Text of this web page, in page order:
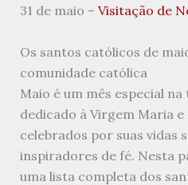
31 de maio – Visitação de
Os santos católicos de
comunidade católica
Maio é um mês especial
dedicado à Virgem Maria
celebrados por suas vidas
inspiradores de fé. Nesta
uma lista completa dos